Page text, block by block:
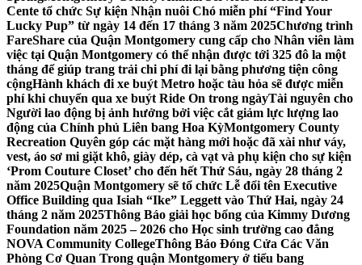
Cente tổ chức Sự kiện Nhận nuôi Chó miễn phí “Find Your
Lucky Pup” từ ngày 14 đến 17 tháng 3 năm 2025Chương trình
FareShare của Quận Montgomery cung cấp cho Nhân viên làm
việc tại Quận Montgomery có thể nhận được tới 325 đô la một
tháng để giúp trang trải chi phí đi lại bằng phương tiện công
cộngHành khách đi xe buýt Metro hoặc tàu hỏa sẽ được miễn
phí khi chuyển qua xe buýt Ride On trong ngàyTài nguyên cho
Người lao động bị ảnh hưởng bởi việc cắt giảm lực lượng lao
động của Chính phủ Liên bang Hoa KỳMontgomery County
Recreation Quyên góp các mặt hàng mới hoặc đã xài như váy,
vest, áo sơ mi giặt khô, giày dép, cà vạt và phụ kiện cho sự kiện
‘Prom Couture Closet’ cho đến hết Thứ Sáu, ngày 28 tháng 2
năm 2025Quận Montgomery sẽ tổ chức Lễ đổi tên Executive
Office Building qua Isiah “Ike” Leggett vào Thứ Hai, ngày 24
tháng 2 năm 2025Thông Báo giải học bổng của Kimmy Dương
Foundation năm 2025 – 2026 cho Học sinh trường cao đẳng
NOVA Community CollegeThông Báo Đóng Cửa Các Văn
Phòng Cơ Quan Trong quận Montgomery ở tiểu bang